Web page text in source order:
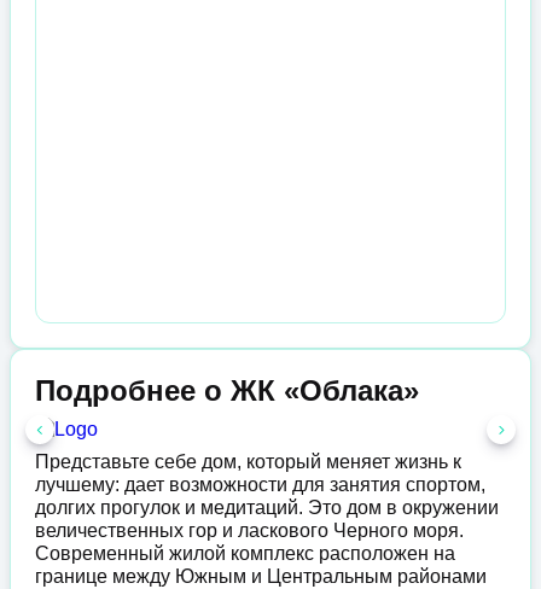
Подробнее о ЖК «Облака»
Представьте себе дом, который меняет жизнь к
лучшему: дает возможности для занятия спортом,
долгих прогулок и медитаций. Это дом в окружении
величественных гор и ласкового Черного моря.
Современный жилой комплекс расположен на
границе между Южным и Центральным районами